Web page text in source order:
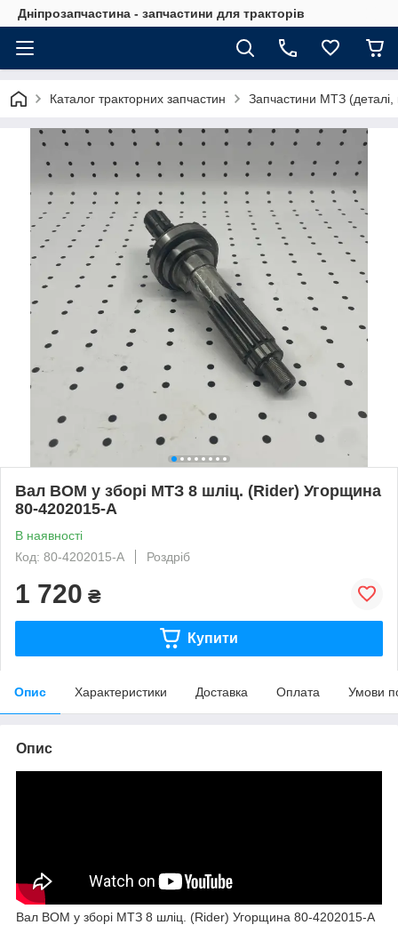
Дніпрозапчастина - запчастини для тракторів
Каталог тракторних запчастин Запчастини МТЗ (деталі,
Вал ВОМ у зборі МТЗ 8 шліц. (Rider) Угорщина
80-4202015-А
В наявності
Код: 80-4202015-А
Роздріб
1 720 ₴
Купити
Опис Характеристики Доставка Оплата Умови
Опис
Вал ВОМ у зборі МТЗ 8 шліц. (Rider) Угорщина 80-4202015-А